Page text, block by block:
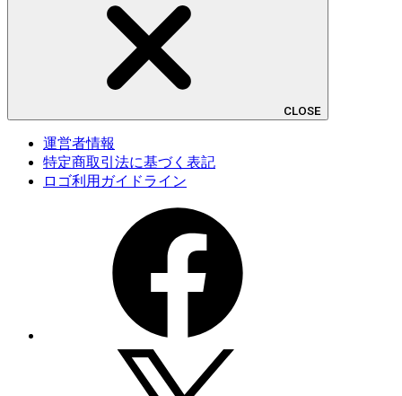
CLOSE
運営者情報
特定商取引法に基づく表記
ロゴ利用ガイドライン